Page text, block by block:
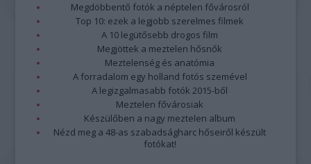
Megdöbbentő fotók a néptelen fővárosról
Top 10: ezek a legjobb szerelmes filmek
A 10 legütősebb drogos film
Megjöttek a meztelen hősnők
Meztelenség és anatómia
A forradalom egy holland fotós szemével
A legizgalmasabb fotók 2015-ből
Meztelen fővárosiak
Készülőben a nagy meztelen album
Nézd meg a 48-as szabadságharc hőseiről készült
fotókat!